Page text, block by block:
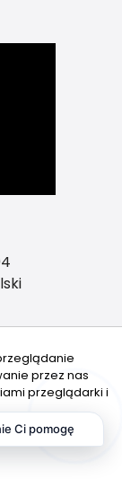
przez nas
przeglądarki i
przez nas
Ci pomogę